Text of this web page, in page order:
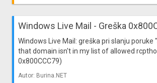
Windows Live Mail - Greška
Windows Live Mail: greška pri slanju poruke
that domain isn't in my list of allowed
0x800CCC79)
Autor: Burina.NET